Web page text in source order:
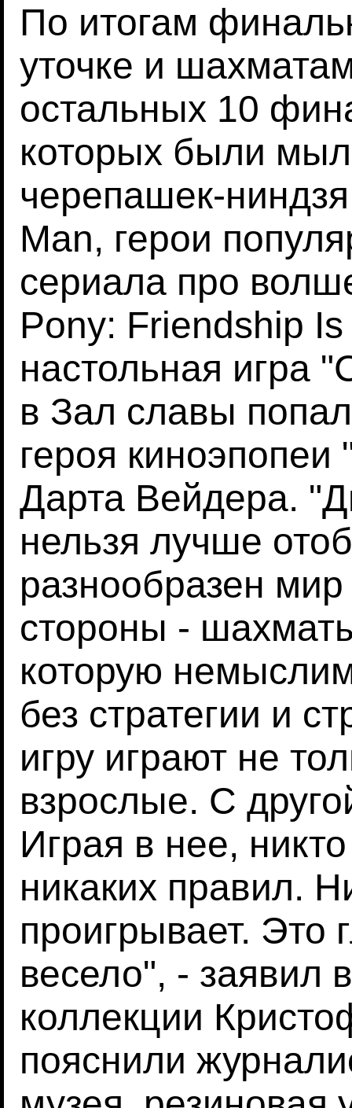
По итогам
уточке и
остальных 10
которых были
черепашек-
Man, герои
сериала про
Pony: Friendship
настольная игра
в Зал славы
героя
Дарта Вейдера.
нельзя лучше
разнообразен
стороны -
которую
без стратегии и
игру играют не
взрослые. С
Играя в нее,
никаких правил.
проигрывает. Это
весело", - заявил
коллекции
пояснили